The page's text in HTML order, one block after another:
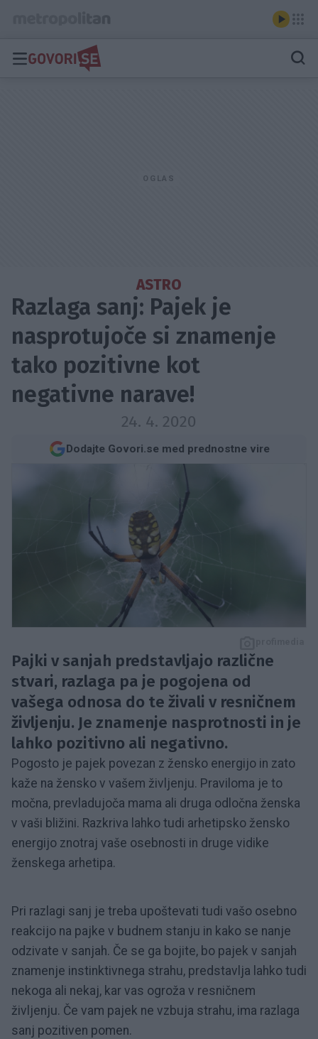
ASTRO
Razlaga sanj: Pajek je
nasprotujoče si znamenje
tako pozitivne kot
negativne narave!
24. 4. 2020
Dodajte Govori.se med prednostne vire
Pajki v sanjah predstavljajo različne
stvari, razlaga pa je pogojena od
vašega odnosa do te živali v resničnem
življenju. Je znamenje nasprotnosti in je
lahko pozitivno ali negativno.
Pogosto je pajek povezan z žensko energijo in zato
kaže na žensko v vašem življenju. Praviloma je to
močna, prevladujoča mama ali druga odločna ženska
v vaši bližini. Razkriva lahko tudi arhetipsko žensko
energijo znotraj vaše osebnosti in druge vidike
ženskega arhetipa.
Pri razlagi sanj je treba upoštevati tudi vašo osebno
reakcijo na pajke v budnem stanju in kako se nanje
odzivate v sanjah. Če se ga bojite, bo pajek v sanjah
znamenje instinktivnega strahu, predstavlja lahko tudi
nekoga ali nekaj, kar vas ogroža v resničnem
življenju. Če vam pajek ne vzbuja strahu, ima razlaga
sanj pozitiven pomen.